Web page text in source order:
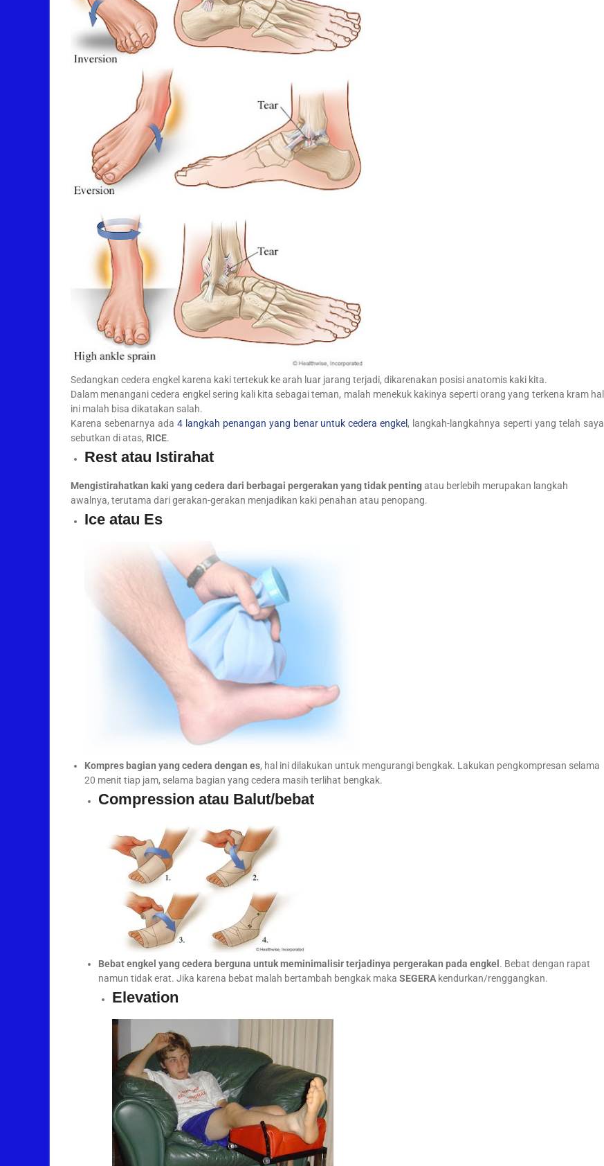
Sedangkan cedera engkel karena kaki tertekuk ke arah luar jarang terjadi, dikarenakan posisi anatomis kaki kita.
Dalam menangani cedera engkel sering kali kita sebagai teman, malah menekuk kakinya seperti orang yang terkena kram hal
ini malah bisa dikatakan salah.
Karena sebenarnya ada 4 langkah penangan yang benar untuk cedera engkel , langkah-langkahnya seperti yang telah saya
sebutkan di atas, RICE.
Rest atau Istirahat
Mengistirahatkan kaki yang cedera dari berbagai pergerakan yang tidak pentingatau berlebih merupakan langkah
awalnya, terutama dari gerakan-gerakan menjadikan kaki penahan atau penopang.
Ice atau Es
Kompres bagian yang cedera dengan es, hal ini dilakukan untuk mengurangi bengkak. Lakukan pengkompresan selama
20 menit tiap jam, selama bagian yang cedera masih terlihat bengkak.
Compression atau Balut/bebat
Bebat engkel yang cedera berguna untuk meminimalisir terjadinya pergerakan pada engkel . Bebat dengan rapat
namun tidak erat. Jika karena bebat malah bertambah bengkak maka SEGERA kendurkan/renggangkan.
Elevation